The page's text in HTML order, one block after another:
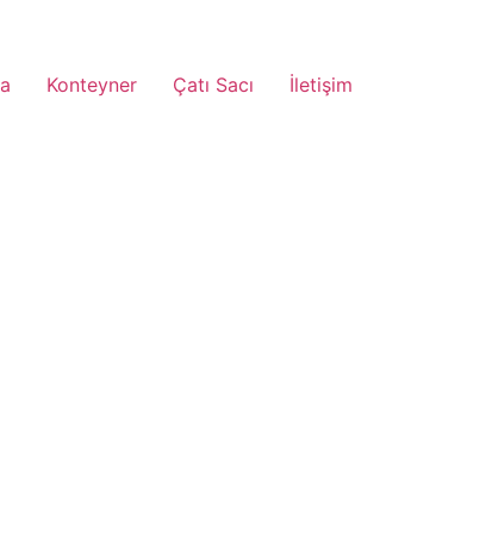
Konteyner Çatı Sacı İletişim